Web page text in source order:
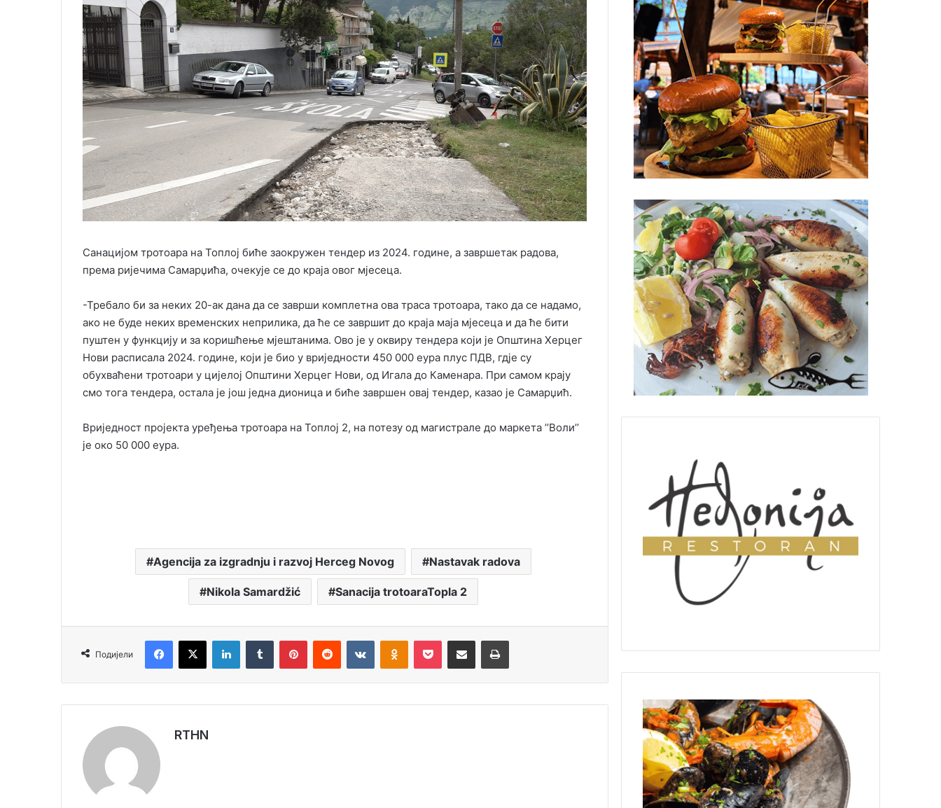
Санацијом тротоара на Топлој биће заокружен тендер из 2024. године, а завршетак радова,
према ријечима Самарџића, очекује се до краја овог мјесеца.
-Требало би за неких 20-ак дана да се заврши комплетна ова траса тротоара, тако да се надамо,
ако не буде неких временских неприлика, да ће се завршит до краја маја мјесеца и да ће бити
пуштен у функцију и за коришћење мјештанима. Ово је у оквиру тендера који је Општина Херцег
Нови расписала 2024. године, који је био у вриједности 450 000 еура плус ПДВ, гдје су
обухваћени тротоари у цијелој Општини Херцег Нови, од Игала до Каменара. При самом крају
смо тога тендера, остала је још једна дионица и биће завршен овај тендер, казао је Самарџић.
Вриједност пројекта уређења тротоара на Топлој 2, на потезу од магистрале до маркета ’’Воли’’
је око 50 000 еура.
Agencija za izgradnju i razvoj Herceg Novog Nastavak radova
Nikola Samardžić Sanacija trotoaraTopla 2
Подијели
RTHN